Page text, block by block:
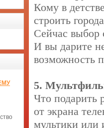
Кому в
строить
Сейчас выбор
И вы дарите
возможность
5.
Что подарить
от экрана
мультики или